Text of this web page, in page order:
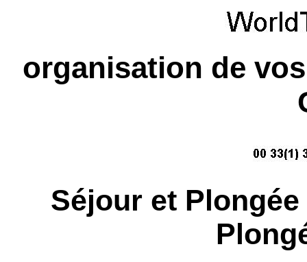
organisation de
Séjour et